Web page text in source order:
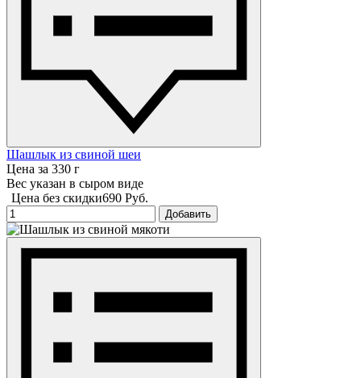
Шашлык из свиной шеи
Цена за 330 г
Вес указан в сыром виде
Цена без скидки690 Руб.
Добавить